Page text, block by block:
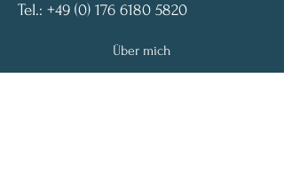
Tel.: +49 (0) 176 6180 5820
Über mich